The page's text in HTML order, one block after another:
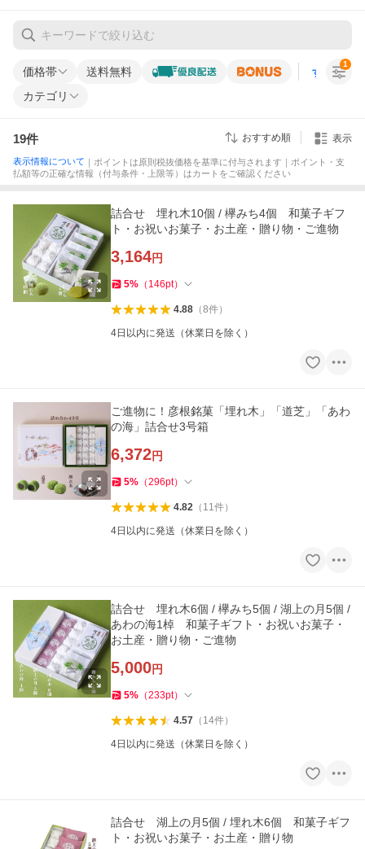
価格帯 送料無料 すべての条
カテゴリ
1
19件 おすすめ順 表示
表示情報について ｜ポイントは原則税抜価格を基準に付与されます｜ポイント・支
払額等の正確な情報（付与条件・上限等）はカートをご確認ください
詰合せ 埋れ木10個 / 欅みち4個 和菓子ギフ
ト・お祝いお菓子・お土産・贈り物・ご進物
3,164円
5% （ 146pt）
4.88（8件）
4日以内に発送（休業日を除く）
ご進物に！彦根銘菓「埋れ木」「道芝」「あわ
の海」詰合せ3号箱
6,372円
5% （296pt）
4.82（ 11件）
4日以内に発送（休業日を除く）
詰合せ 埋れ木6個 / 欅みち5個 / 湖上の月5個 /
あわの海1棹 和菓子ギフト・お祝いお菓子・
お土産・贈り物・ご進物
5,000円
5% （233pt）
4.57（ 14件）
4日以内に発送（休業日を除く）
詰合せ 湖上の月5個 / 埋れ木6個 和菓子ギフ
ト・お祝いお菓子・お土産・贈り物